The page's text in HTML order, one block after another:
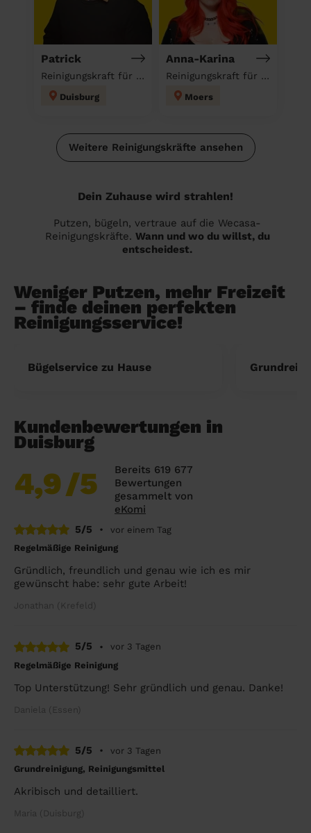
Patrick
Reinigungskraft für deinen Haushalt
Duisburg
Anna-Karina
Reinigungskraft für deinen Haushalt
Moers
Weitere Reinigungskräfte ansehen
Dein Zuhause wird strahlen!
Putzen, bügeln, vertraue auf die Wecasa-
Reinigungskräfte. Wann und wo du willst, du
entscheidest.
Weniger Putzen, mehr Freizeit
– finde deinen perfekten
Reinigungsservice!
Bügelservice zu Hause
Kundenbewertungen in
Duisburg
4,9/5
Bereits 619 677
Bewertungen
gesammelt von
eKomi
5/5
•
vor einem Tag
Regelmäßige Reinigung
Gründlich, freundlich und genau wie ich es mir
gewünscht habe: sehr gute Arbeit!
Jonathan (Krefeld)
5/5 •
vor 3 Tagen
Regelmäßige Reinigung
Top Unterstützung! Sehr gründlich und genau. Danke!
Daniela (Essen)
5/5 •
vor 3 Tagen
Grundreinigung, Reinigungsmittel
Akribisch und detailliert.
Maria (Duisburg)